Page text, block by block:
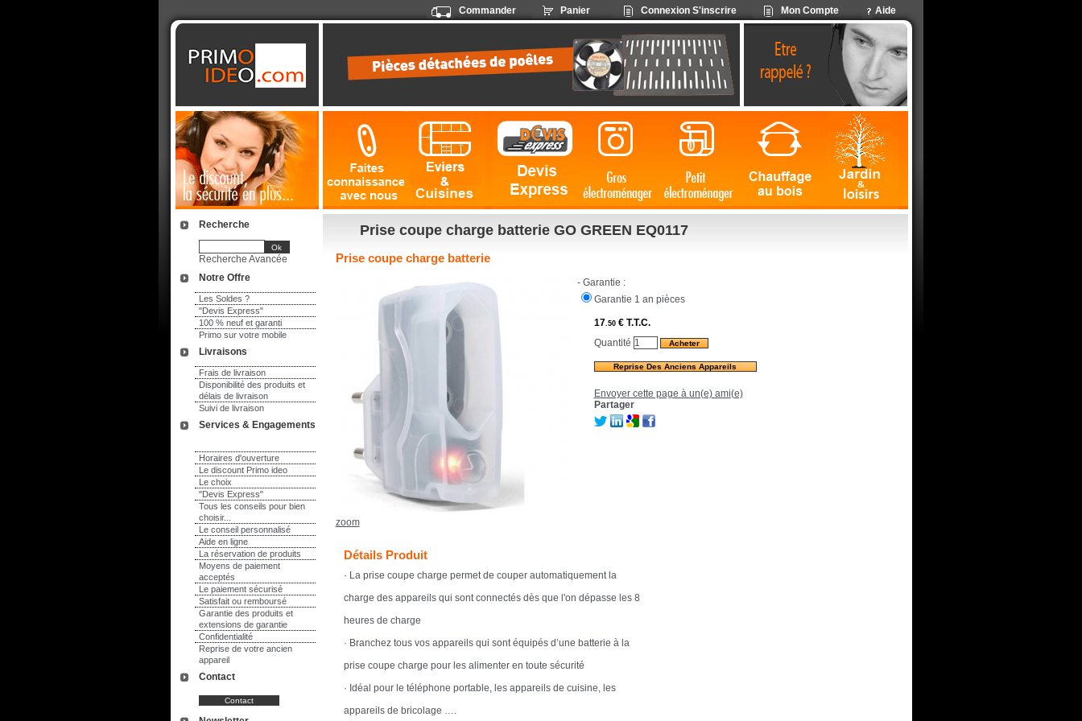
Aide
Mon Compte
Connexion S'inscrire
Panier
Commander
Notre Offre
Les Soldes ?
"Devis Express"
100 % neuf et garanti
Primo sur votre mobile
Livraisons
Frais de livraison
Disponibilité des produits et
délais de livraison
Suivi de livraison
Services & Engagements
Horaires d'ouverture
Le discount Primo ideo
Le choix
"Devis Express"
Tous les conseils pour bien
choisir...
Le conseil personnalisé
Aide en ligne
La réservation de produits
Moyens de paiement
acceptés
Le paiement sécurisé
Satisfait ou remboursé
Garantie des produits et
extensions de garantie
Confidentialité
Reprise de votre ancien
appareil
Recherche
Recherche Avancée
Contact
Prise coupe charge batterie GO GREEN EQ0117
Prise coupe charge batterie
zoom
- Garantie :
Garantie 1 an pièces
17.50€ T.T.C.
Quantité
Reprise Des Anciens Appareils
Envoyer cette page à un(e) ami(e)
Partager
Détails Produit
· La prise coupe charge permet de couper automatiquement la
charge des appareils qui sont connectés dès que l'on dépasse les 8
heures de charge
· Branchez tous vos appareils qui sont équipés d’une batterie à la
prise coupe charge pour les alimenter en toute sécurité
· Idéal pour le téléphone portable, les appareils de cuisine, les
appareils de bricolage ….